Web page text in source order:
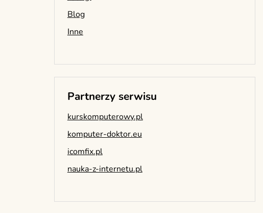
Blog
Inne
Partnerzy serwisu
kurskomputerowy.pl
komputer-doktor.eu
icomfix.pl
nauka-z-internetu.pl